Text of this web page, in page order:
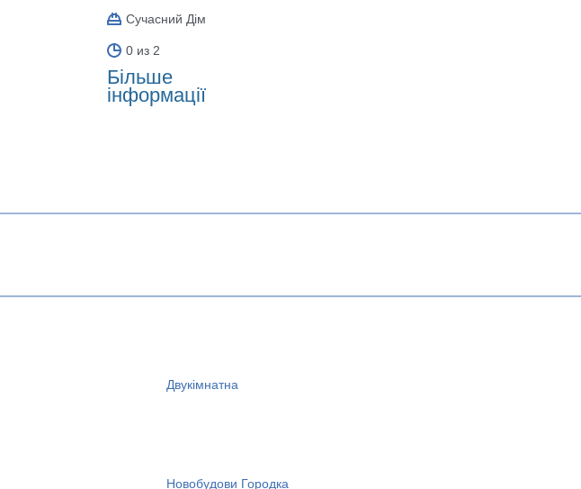
Сучасний Дім
0 из 2
Більше
інформації
Двукімнатна
Новобудови Городка